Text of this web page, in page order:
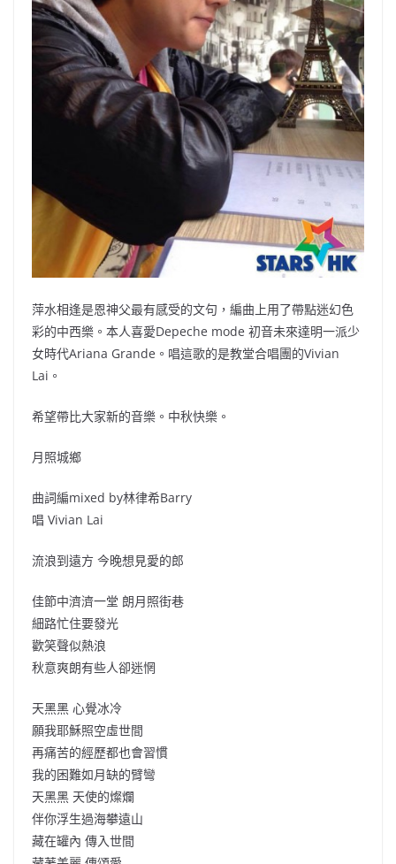
萍水相逢是恩神父最有感受的文句，編曲上用了帶點迷幻色
彩的中西樂。本人喜愛Depeche mode 初音未來達明一派少
女時代Ariana Grande。唱這歌的是教堂合唱團的Vivian
Lai。
希望帶比大家新的音樂。中秋快樂。
月照城鄉
曲詞編mixed by林律希Barry
唱 Vivian Lai
流浪到遠方 今晚想見愛的郎
佳節中濟濟一堂 朗月照街巷
細路忙住要發光
歡笑聲似熱浪
秋意爽朗有些人卻迷惘
天黑黑 心覺冰冷
願我耶穌照空虛世間
再痛苦的經歷都也會習慣
我的困難如月缺的臂彎
天黑黑 天使的燦爛
伴你浮生過海攀遠山
藏在罐內 傳入世間